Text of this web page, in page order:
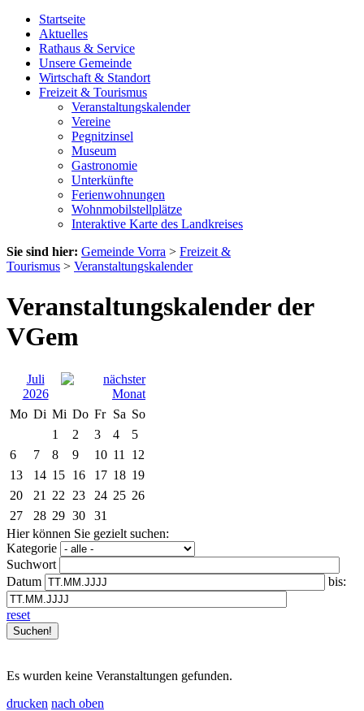
Startseite
Aktuelles
Rathaus & Service
Unsere Gemeinde
Wirtschaft & Standort
Freizeit & Tourismus
Veranstaltungskalender
Vereine
Pegnitzinsel
Museum
Gastronomie
Unterkünfte
Ferienwohnungen
Wohnmobilstellplätze
Interaktive Karte des Landkreises
Sie sind hier: Gemeinde Vorra > Freizeit &
Tourismus > Veranstaltungskalender
Veranstaltungskalender der
VGem
Juli
2026
Mo Di Mi Do Fr Sa So
1
2 3 4
5
6
7 8 9 10 11
12
13
14 15 16 17 18 19
20
21 22 23 24 25 26
27
28 29 30
31
Hier können Sie gezielt suchen:
Kategorie
Suchwort
Datum
bis:
reset
Es wurden keine Veranstaltungen gefunden.
drucken nach oben